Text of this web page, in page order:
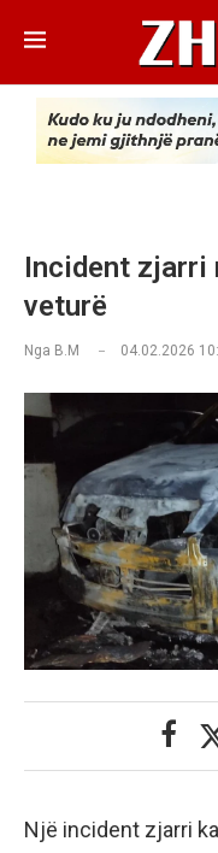
Incident zjarri
veturë
Nga B.M 04.02.2026
Një incident zjarri